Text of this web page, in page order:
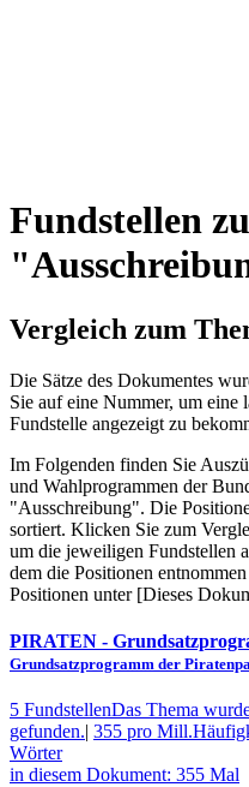
Fundstellen
Vergleich zum
Die Sätze des Dokum­entes
Sie auf eine Nummer, um eine
Fundstelle angezeigt zu
Im Folgenden finden Sie
und Wahl­program­men der
"Ausschreibung". Die
sortiert. Klicken Sie zum
um die jeweiligen Fundstellen
dem die Posi­tionen
Positionen unter [Dieses
PIRATEN -
Grundsatzprogramm der
5 FundstellenDas Thema
gefunden.| 355 pro Mill.
Wörter
in diesem Dokument: 355 Mal